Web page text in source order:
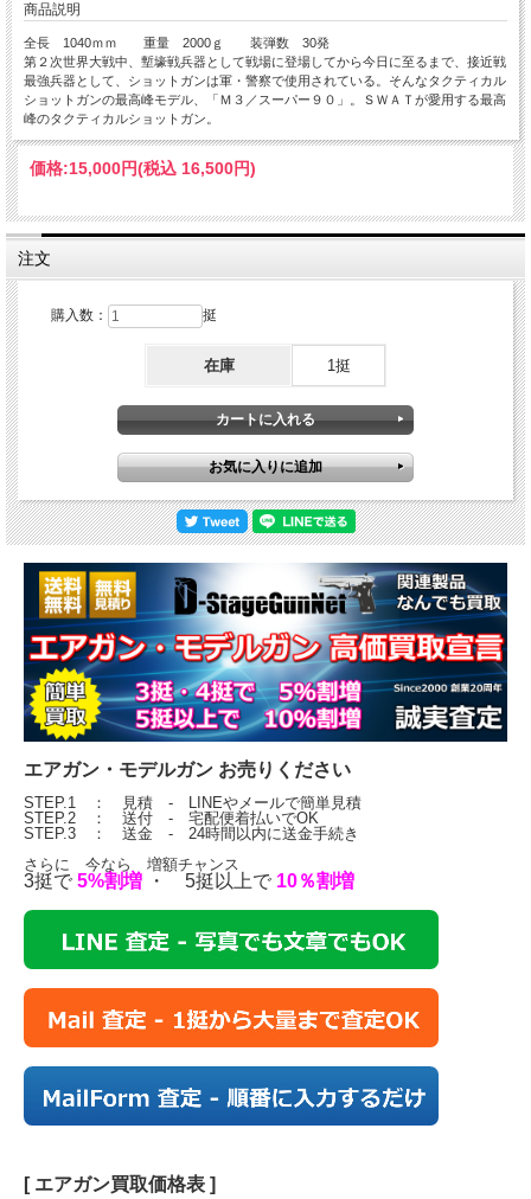
商品説明
全長 1040ｍｍ 重量 2000ｇ 装弾数 30発
第２次世界大戦中、塹壕戦兵器として戦場に登場してから今日に至るまで、接近戦
最強兵器として、ショットガンは軍・警察で使用されている。そんなタクティカル
ショットガンの最高峰モデル、「Ｍ３／スーパー９０」。ＳＷＡＴが愛用する最高
峰のタクティカルショットガン。
価格:15,000円(税込 16,500円)
注文
購入数： 挺
在庫 1挺
エアガン・モデルガン お売りください
STEP.1 ： 見積 - LINEやメールで簡単見積
STEP.2 ： 送付 - 宅配便着払いでOK
STEP.3 ： 送金 - 24時間以内に送金手続き
さらに 今なら 増額チャンス
3挺で 5%割増 ・ 5挺以上で 10％割増
[ エアガン買取価格表 ]